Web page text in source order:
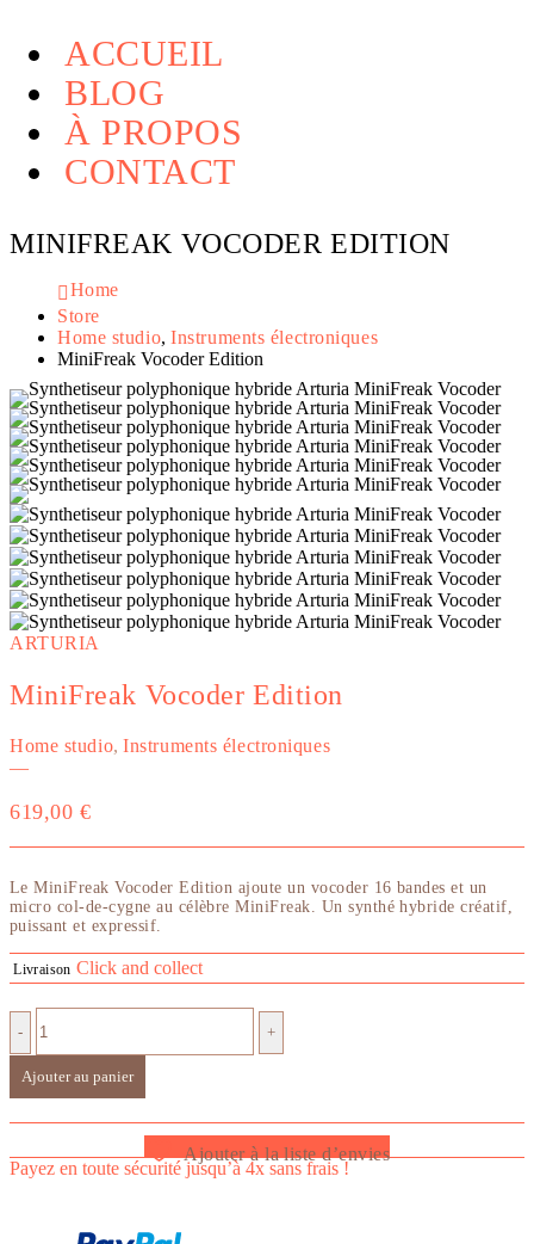
ACCUEIL
BLOG
À PROPOS
CONTACT
MINIFREAK VOCODER EDITION
Home
Store
Home studio,Instruments électroniques
MiniFreak Vocoder Edition
ARTURIA
MiniFreak Vocoder Edition
Home studio,Instruments électroniques
—
619,00 €
Le MiniFreak Vocoder Edition ajoute un vocoder 16 bandes et un
micro col-de-cygne au célèbre MiniFreak. Un synthé hybride créatif,
puissant et expressif.
Livraison Click and collect
- +
Ajouter au panier
Ajouter à la liste d’envies
Payez en toute sécurité jusqu’à 4x sans frais !